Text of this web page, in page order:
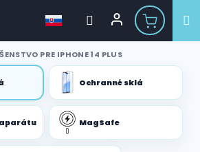
PRE IPHONE 14 PLUS
Ochranné sklá
MagSafe